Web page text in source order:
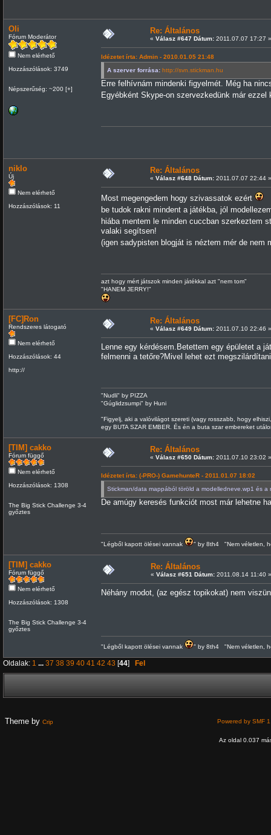
Oli
Fórum Moderátor
Nem elérhető
Hozzászólások: 3749
Népszerűség: ~200 [+]
Re: Általános
« Válasz #647 Dátum:2011.07.07 17:27 »
Idézetet írta: Admin - 2010.01.05 21:48
A szerver forrása: http://svn.stickman.hu
Erre felhívnám mindenki figyelmét. Még ha
Egyébként Skype-on szervezkedünk már
niklo
Új
Nem elérhető
Hozzászólások: 11
Re: Általános
« Válasz #648 Dátum:2011.07.07 22:44 »
Most megengedem hogy szivassatok ezért
be tudok rakni mindent a játékba, jól
hiába mentem le minden cuccban szerkeztem
valaki segítsen!
(igen sadypisten blogját is néztem mér de nem
azt hogy mért játszok minden játékkal azt "nem tom"
"HANEM JERRY!"
[FC]Ron
Rendszeres látogató
Nem elérhető
Hozzászólások: 44
http://
Re: Általános
« Válasz #649 Dátum:2011.07.10 22:46 »
Lenne egy kérdésem.Betettem egy épületet a
felmenni a tetőre?Mivel lehet ezt
"Nudli" by PIZZA
"Gúglidzsumpi" by Huni
"Figyelj, aki a valóvilágot szereti (vagy rosszabb, hogy
egy BUTA SZAR EMBER. És én a buta szar embereket
[TIM] cakko
Fórum függő
Nem elérhető
Hozzászólások: 1308
The Big Stick Challenge 3-4
győztes
Re: Általános
« Válasz #650 Dátum:2011.07.10 23:02 »
Idézetet írta: (-PRO-) GamehunteR - 2011.01.07 18:02
Stickman/data mappából töröld a modelledneve.wp1 és
De amúgy keresés funkciót most már lehetne
"Légből kapott ölései vannak " by 8th4 "Nem véletlen,
[TIM] cakko
Fórum függő
Nem elérhető
Hozzászólások: 1308
The Big Stick Challenge 3-4
győztes
Re: Általános
« Válasz #651 Dátum:2011.08.14 11:40 »
Néhány modot, (az egész topikokat) nem
"Légből kapott ölései vannak " by 8th4 "Nem véletlen,
Oldalak: 1 ... 37 38 39 40 41 42 43 [44] Fel
Theme by Crip Powered by SMF
Az oldal 0.037